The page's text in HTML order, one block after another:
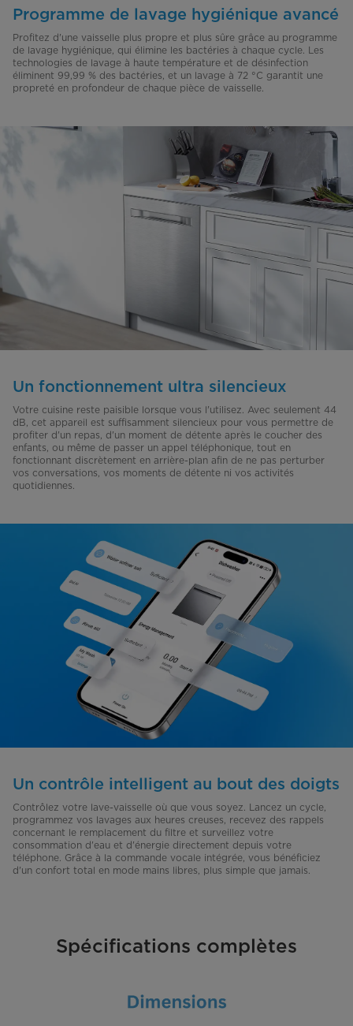
Programme de lavage hygiénique avancé
Profitez d'une vaisselle plus propre et plus sûre grâce au programme
de lavage hygiénique, qui élimine les bactéries à chaque cycle. Les
technologies de lavage à haute température et de désinfection
éliminent 99,99 % des bactéries, et un lavage à 72 °C garantit une
propreté en profondeur de chaque pièce de vaisselle.
Un fonctionnement ultra silencieux
Votre cuisine reste paisible lorsque vous l'utilisez. Avec seulement 44
dB, cet appareil est suffisamment silencieux pour vous permettre de
profiter d'un repas, d'un moment de détente après le coucher des
enfants, ou même de passer un appel téléphonique, tout en
fonctionnant discrètement en arrière-plan afin de ne pas perturber
vos conversations, vos moments de détente ni vos activités
quotidiennes.
Un contrôle intelligent au bout des doigts
Contrôlez votre lave-vaisselle où que vous soyez. Lancez un cycle,
programmez vos lavages aux heures creuses, recevez des rappels
concernant le remplacement du filtre et surveillez votre
consommation d'eau et d'énergie directement depuis votre
téléphone. Grâce à la commande vocale intégrée, vous bénéficiez
d'un confort total en mode mains libres, plus simple que jamais.
Spécifications complètes